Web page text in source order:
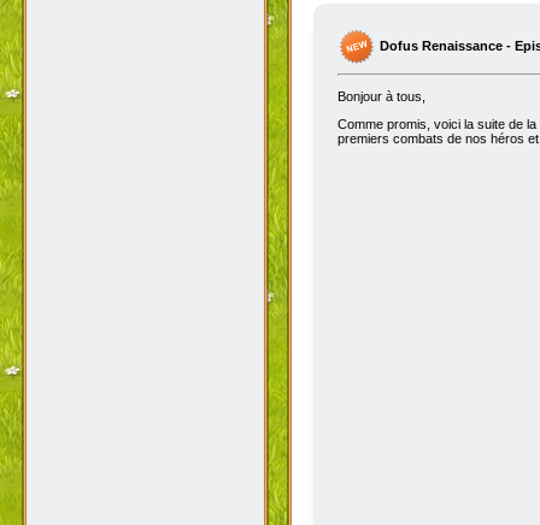
Dofus Renaissance -
Bonjour à tous,
Comme promis, voici la suite de
premiers combats de nos héros